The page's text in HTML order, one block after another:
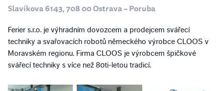
Slavíkova 6143, 708 00 Ostrava – Poruba
Ferier s.r.o. je výhradním dovozcem a prodejcem svářecí
techniky a svařovacích robotů německého výrobce CLOOS v
Moravském regionu. Firma CLOOS je výrobcem špičkové
svářecí techniky s více než 80ti-letou tradicí.